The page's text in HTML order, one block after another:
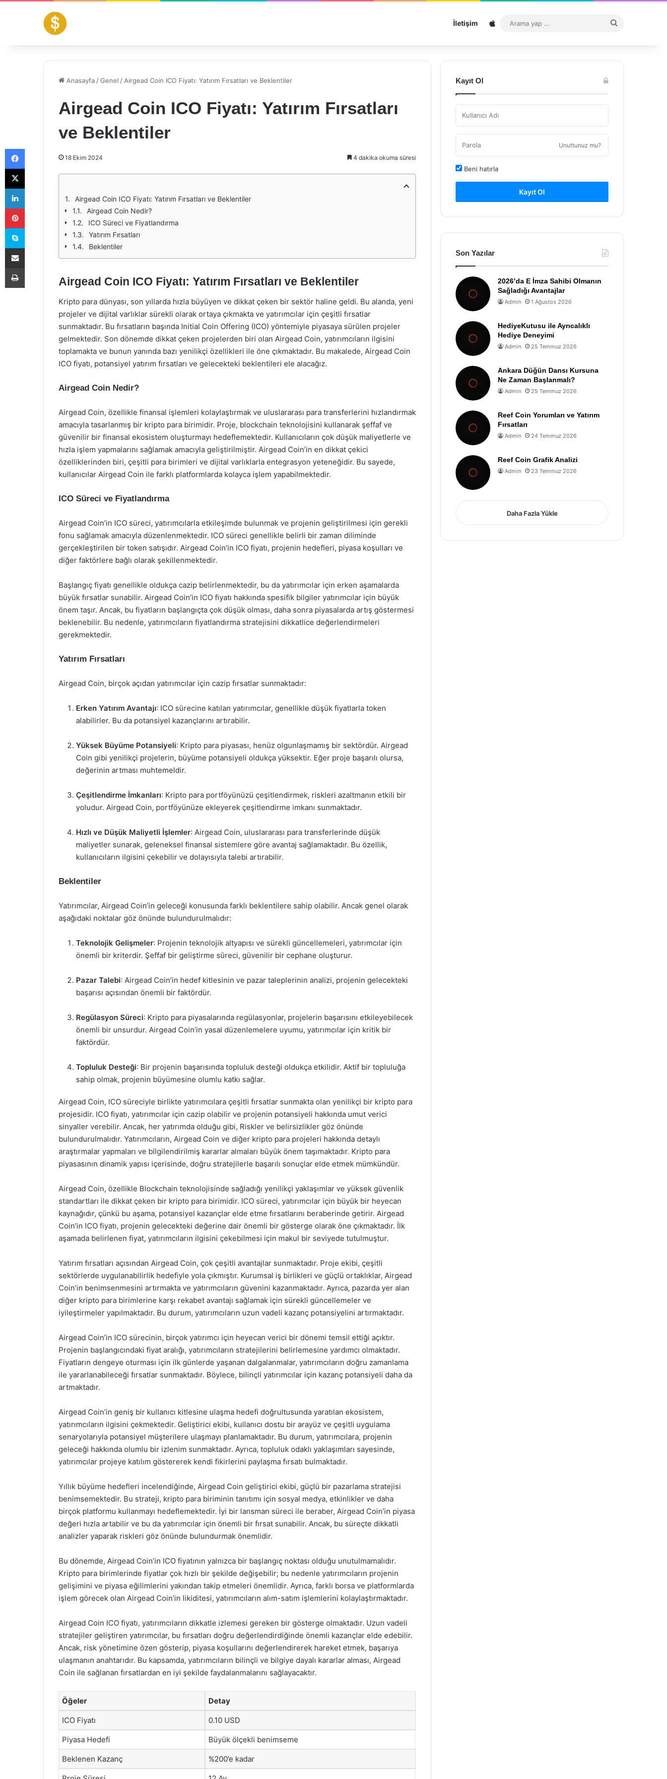
İletişim Sitemap
...
Anasayfa /Genel / Airgead Coin ICO Fiyatı: Yatırım Fırsatları ve Beklentiler
Airgead Coin ICO Fiyatı: Yatırım Fırsatları
ve Beklentiler
18 Ekim 2024 4 dakika okuma süresi
Airgead Coin ICO Fiyatı: Yatırım Fırsatları ve Beklentiler
Airgead Coin Nedir?
ICO Süreci ve Fiyatlandırma
Yatırım Fırsatları
Beklentiler
Airgead Coin ICO Fiyatı: Yatırım Fırsatları ve Beklentiler
Kripto para dünyası, son yıllarda hızla büyüyen ve dikkat çeken bir sektör haline geldi. Bu alanda, yeni
projeler ve dijital varlıklar sürekli olarak ortaya çıkmakta ve yatırımcılar için çeşitli fırsatlar
sunmaktadır. Bu fırsatların başında Initial Coin Offering (ICO) yöntemiyle piyasaya sürülen projeler
gelmektedir. Son dönemde dikkat çeken projelerden biri olan Airgead Coin, yatırımcıların ilgisini
toplamakta ve bunun yanında bazı yenilikçi özellikleri ile öne çıkmaktadır. Bu makalede, Airgead Coin
ICO fiyatı, potansiyel yatırım fırsatları ve gelecekteki beklentileri ele alacağız.
Airgead Coin Nedir?
Airgead Coin, özellikle finansal işlemleri kolaylaştırmak ve uluslararası para transferlerini hızlandırmak
amacıyla tasarlanmış bir kripto para birimidir. Proje, blockchain teknolojisini kullanarak şeffaf ve
güvenilir bir finansal ekosistem oluşturmayı hedeflemektedir. Kullanıcıların çok düşük maliyetlerle ve
hızla işlem yapmalarını sağlamak amacıyla geliştirilmiştir. Airgead Coin’in en dikkat çekici
özelliklerinden biri, çeşitli para birimleri ve dijital varlıklarla entegrasyon yeteneğidir. Bu sayede,
kullanıcılar Airgead Coin ile farklı platformlarda kolayca işlem yapabilmektedir.
ICO Süreci ve Fiyatlandırma
Airgead Coin’in ICO süreci, yatırımcılarla etkileşimde bulunmak ve projenin geliştirilmesi için gerekli
fonu sağlamak amacıyla düzenlenmektedir. ICO süreci genellikle belirli bir zaman diliminde
gerçekleştirilen bir token satışıdır. Airgead Coin’in ICO fiyatı, projenin hedefleri, piyasa koşulları ve
diğer faktörlere bağlı olarak şekillenmektedir.
Başlangıç fiyatı genellikle oldukça cazip belirlenmektedir, bu da yatırımcılar için erken aşamalarda
büyük fırsatlar sunabilir. Airgead Coin’in ICO fiyatı hakkında spesifik bilgiler yatırımcılar için büyük
önem taşır. Ancak, bu fiyatların başlangıçta çok düşük olması, daha sonra piyasalarda artış göstermesi
beklenebilir. Bu nedenle, yatırımcıların fiyatlandırma stratejisini dikkatlice değerlendirmeleri
gerekmektedir.
Yatırım Fırsatları
Airgead Coin, birçok açıdan yatırımcılar için cazip fırsatlar sunmaktadır:
Erken Yatırım Avantajı: ICO sürecine katılan yatırımcılar, genellikle düşük fiyatlarla token
alabilirler. Bu da potansiyel kazançlarını artırabilir.
Yüksek Büyüme Potansiyeli: Kripto para piyasası, henüz olgunlaşmamış bir sektördür. Airgead
Coin gibi yenilikçi projelerin, büyüme potansiyeli oldukça yüksektir. Eğer proje başarılı olursa,
değerinin artması muhtemeldir.
Çeşitlendirme İmkanları: Kripto para portföyünüzü çeşitlendirmek, riskleri azaltmanın etkili bir
yoludur. Airgead Coin, portföyünüze ekleyerek çeşitlendirme imkanı sunmaktadır.
Hızlı ve Düşük Maliyetli İşlemler: Airgead Coin, uluslararası para transferlerinde düşük
maliyetler sunarak, geleneksel finansal sistemlere göre avantaj sağlamaktadır. Bu özellik,
kullanıcıların ilgisini çekebilir ve dolayısıyla talebi artırabilir.
Beklentiler
Yatırımcılar, Airgead Coin’in geleceği konusunda farklı beklentilere sahip olabilir. Ancak genel olarak
aşağıdaki noktalar göz önünde bulundurulmalıdır:
Teknolojik Gelişmeler: Projenin teknolojik altyapısı ve sürekli güncellemeleri, yatırımcılar için
önemli bir kriterdir. Şeffaf bir geliştirme süreci, güvenilir bir cephane oluşturur.
Pazar Talebi: Airgead Coin’in hedef kitlesinin ve pazar taleplerinin analizi, projenin gelecekteki
başarısı açısından önemli bir faktördür.
Regülasyon Süreci: Kripto para piyasalarında regülasyonlar, projelerin başarısını etkileyebilecek
önemli bir unsurdur. Airgead Coin’in yasal düzenlemelere uyumu, yatırımcılar için kritik bir
faktördür.
Topluluk Desteği: Bir projenin başarısında topluluk desteği oldukça etkilidir. Aktif bir topluluğa
sahip olmak, projenin büyümesine olumlu katkı sağlar.
Airgead Coin, ICO süreciyle birlikte yatırımcılara çeşitli fırsatlar sunmakta olan yenilikçi bir kripto para
projesidir. ICO fiyatı, yatırımcılar için cazip olabilir ve projenin potansiyeli hakkında umut verici
sinyaller verebilir. Ancak, her yatırımda olduğu gibi, Riskler ve belirsizlikler göz önünde
bulundurulmalıdır. Yatırımcıların, Airgead Coin ve diğer kripto para projeleri hakkında detaylı
araştırmalar yapmaları ve bilgilendirilmiş kararlar almaları büyük önem taşımaktadır. Kripto para
piyasasının dinamik yapısı içerisinde, doğru stratejilerle başarılı sonuçlar elde etmek mümkündür.
Airgead Coin, özellikle Blockchain teknolojisinde sağladığı yenilikçi yaklaşımlar ve yüksek güvenlik
standartları ile dikkat çeken bir kripto para birimidir. ICO süreci, yatırımcılar için büyük bir heyecan
kaynağıdır, çünkü bu aşama, potansiyel kazançlar elde etme fırsatlarını beraberinde getirir. Airgead
Coin’in ICO fiyatı, projenin gelecekteki değerine dair önemli bir gösterge olarak öne çıkmaktadır. İlk
aşamada belirlenen fiyat, yatırımcıların ilgisini çekebilmesi için makul bir seviyede tutulmuştur.
Yatırım fırsatları açısından Airgead Coin, çok çeşitli avantajlar sunmaktadır. Proje ekibi, çeşitli
sektörlerde uygulanabilirlik hedefiyle yola çıkmıştır. Kurumsal iş birlikleri ve güçlü ortaklıklar, Airgead
Coin’in benimsenmesini artırmakta ve yatırımcıların güvenini kazanmaktadır. Ayrıca, pazarda yer alan
diğer kripto para birimlerine karşı rekabet avantajı sağlamak için sürekli güncellemeler ve
iyileştirmeler yapılmaktadır. Bu durum, yatırımcıların uzun vadeli kazanç potansiyelini artırmaktadır.
Airgead Coin’in ICO sürecinin, birçok yatırımcı için heyecan verici bir dönemi temsil ettiği açıktır.
Projenin başlangıcındaki fiyat aralığı, yatırımcıların stratejilerini belirlemesine yardımcı olmaktadır.
Fiyatların dengeye oturması için ilk günlerde yaşanan dalgalanmalar, yatırımcıların doğru zamanlama
ile yararlanabileceği fırsatlar sunmaktadır. Böylece, bilinçli yatırımcılar için kazanç potansiyeli daha da
artmaktadır.
Airgead Coin’in geniş bir kullanıcı kitlesine ulaşma hedefi doğrultusunda yaratılan ekosistem,
yatırımcıların ilgisini çekmektedir. Geliştirici ekibi, kullanıcı dostu bir arayüz ve çeşitli uygulama
senaryolarıyla potansiyel müşterilere ulaşmayı planlamaktadır. Bu durum, yatırımcılara, projenin
geleceği hakkında olumlu bir izlenim sunmaktadır. Ayrıca, topluluk odaklı yaklaşımları sayesinde,
yatırımcılar projeye katılım göstererek kendi fikirlerini paylaşma fırsatı bulmaktadır.
Yıllık büyüme hedefleri incelendiğinde, Airgead Coin geliştirici ekibi, güçlü bir pazarlama stratejisi
benimsemektedir. Bu strateji, kripto para biriminin tanıtımı için sosyal medya, etkinlikler ve daha
birçok platformu kullanmayı hedeflemektedir. İyi bir lansman süreci ile beraber, Airgead Coin’in piyasa
değeri hızla artabilir ve bu da yatırımcılar için önemli bir fırsat sunabilir. Ancak, bu süreçte dikkatli
analizler yaparak riskleri göz önünde bulundurmak önemlidir.
Bu dönemde, Airgead Coin’in ICO fiyatının yalnızca bir başlangıç noktası olduğu unutulmamalıdır.
Kripto para birimlerinde fiyatlar çok hızlı bir şekilde değişebilir; bu nedenle yatırımcıların projenin
gelişimini ve piyasa eğilimlerini yakından takip etmeleri önemlidir. Ayrıca, farklı borsa ve platformlarda
işlem görecek olan Airgead Coin’in likiditesi, yatırımcıların alım-satım işlemlerini kolaylaştırmaktadır.
Airgead Coin ICO fiyatı, yatırımcıların dikkatle izlemesi gereken bir gösterge olmaktadır. Uzun vadeli
stratejiler geliştiren yatırımcılar, bu fırsatları doğru değerlendirdiğinde önemli kazançlar elde edebilir.
Ancak, risk yönetimine özen gösterip, piyasa koşullarını değerlendirerek hareket etmek, başarıya
ulaşmanın anahtarıdır. Bu kapsamda, yatırımcıların bilinçli ve bilgiye dayalı kararlar alması, Airgead
Coin ile sağlanan fırsatlardan en iyi şekilde faydalanmalarını sağlayacaktır.
Öğeler Detay
ICO Fiyatı 0.10 USD
Piyasa Hedefi Büyük ölçekli benimseme
Beklenen Kazanç %200’e kadar
Kayıt Ol
Unuttunuz mu?
Beni hatırla
Kayıt Ol
Son Yazılar
2026’da E İmza Sahibi Olmanın
Sağladığı Avantajlar
Admin 1 Ağustos 2026
HediyeKutusu ile Ayrıcalıklı
Hediye Deneyimi
Admin 25 Temmuz 2026
Ankara Düğün Dansı Kursuna
Ne Zaman Başlanmalı?
Admin 25 Temmuz 2026
Reef Coin Yorumları ve Yatırım
Fırsatları
Admin 24 Temmuz 2026
Reef Coin Grafik Analizi
Admin 23 Temmuz 2026
Daha Fazla Yükle
Facebook
X
LinkedIn
Pinterest
Skype
E-Posta ile paylaş